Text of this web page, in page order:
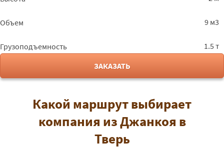
Объем 9 м3
Грузоподъемность
1.5 т
ЗАКАЗАТЬ
Какой маршрут выбирает
компания из Джанкоя в
Тверь